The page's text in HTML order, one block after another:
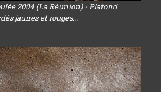
2004 (La Réunion) - Plafond
jaunes et rouges...